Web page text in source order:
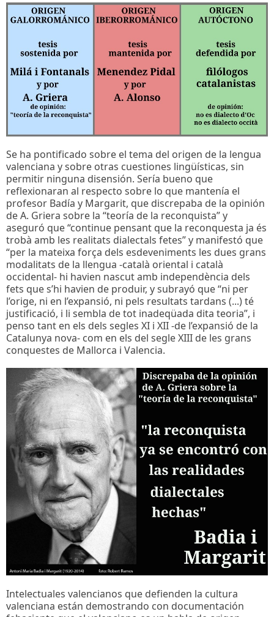
Se ha pontificado sobre el tema del origen de la lengua
valenciana y sobre otras cuestiones lingüísticas, sin
permitir ninguna disensión. Sería bueno que
reflexionaran al respecto sobre lo que mantenía el
profesor Badía y Margarit, que discrepaba de la opinión
de A. Griera sobre la “teoría de la reconquista” y
aseguró que “continue pensant que la reconquesta ja és
trobà amb les realitats dialectals fetes” y manifestó que
“per la mateixa força dels esdeveniments les dues grans
modalitats de la llengua -català oriental i català
occidental- hi havien nascut amb independència dels
fets que s’hi havien de produir, y subrayó que “ni per
l’orige, ni en l’expansió, ni pels resultats tardans (...) té
justificació, i li sembla de tot inadeqüada dita teoria”, i
penso tant en els dels segles XI i XII -de l’expansió de la
Catalunya nova- com en els del segle XIII de les grans
conquestes de Mallorca i Valencia.
Intelectuales valencianos que defienden la cultura
valenciana están demostrando con documentación